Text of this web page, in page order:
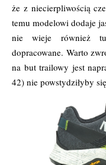
że z niecierpliwością
temu modelowi dodaje
nie wieje również
dopracowane. Warto
na but trailowy jest
42) nie powstydziłyby